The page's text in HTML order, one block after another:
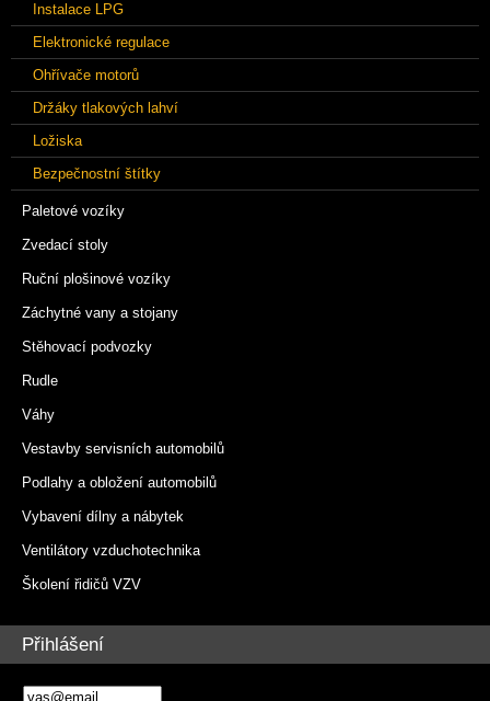
Instalace LPG
Elektronické regulace
Ohřívače motorů
Držáky tlakových lahví
Ložiska
Bezpečnostní štítky
Paletové vozíky
Zvedací stoly
Ruční plošinové vozíky
Záchytné vany a stojany
Stěhovací podvozky
Rudle
Váhy
Vestavby servisních automobilů
Podlahy a obložení automobilů
Vybavení dílny a nábytek
Ventilátory vzduchotechnika
Školení řidičů VZV
Přihlášení